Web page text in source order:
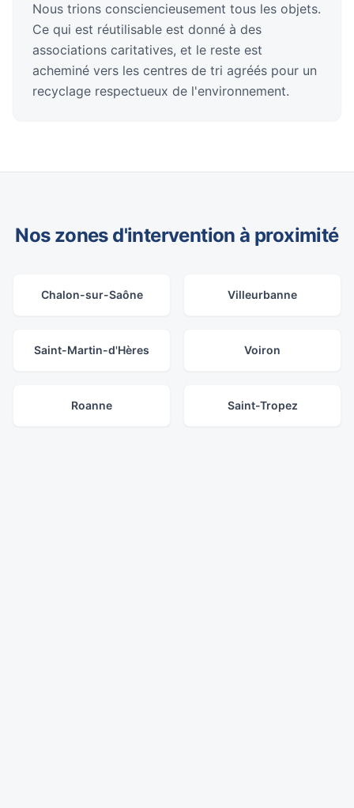
Nous trions consciencieusement tous les objets.
Ce qui est réutilisable est donné à des
associations caritatives, et le reste est
acheminé vers les centres de tri agréés pour un
recyclage respectueux de l'environnement.
Nos zones d'intervention à proximité
Chalon-sur-Saône Villeurbanne
Saint-Martin-d'Hères Voiron
Roanne Saint-Tropez